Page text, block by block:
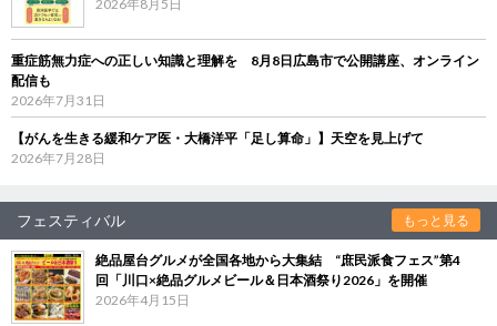
2026年8月5日
重症筋無力症への正しい知識と理解を 8月8日広島市で公開講座、オンライン
配信も
2026年7月31日
【がんを生きる緩和ケア医・大橋洋平「足し算命」】天空を見上げて
2026年7月28日
フェスティバル もっと見る
絶品屋台グルメが全国各地から大集結 “庶民派食フェス”第4
回「川口×絶品グルメビール＆日本酒祭り2026」を開催
2026年4月15日